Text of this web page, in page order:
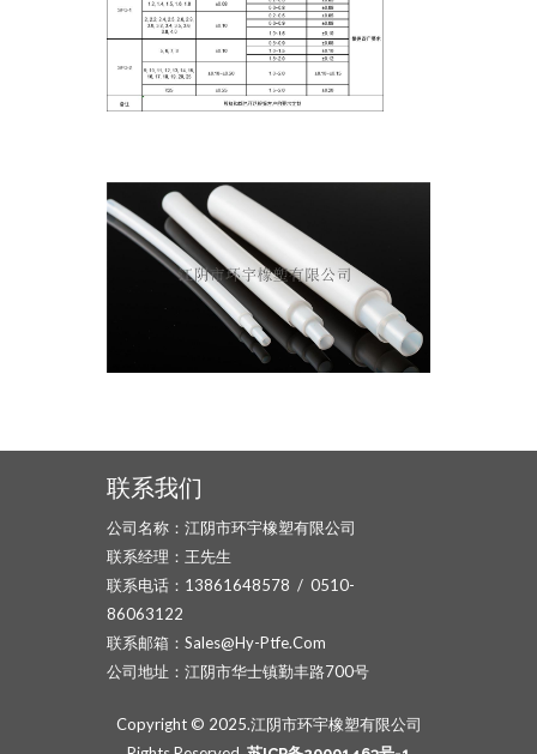
联系我们
公司名称：江阴市环宇橡塑有限公司
联系经理：王先生
联系电话：13861648578 / 0510-
86063122
联系邮箱：sales@hy-Ptfe.com
公司地址：江阴市华士镇勤丰路700号
Copyright © 2025.江阴市环宇橡塑有限公司